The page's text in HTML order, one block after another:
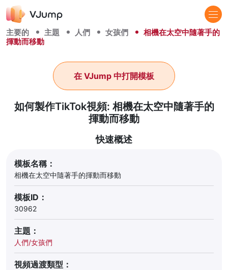
主要的 主題 人們 女孩們
相機在太空中隨著手的
揮動而移動
如何製作TikTok視頻: 相機在太空中隨著手的
揮動而移動
在 VJump 中打開模板
快速概述
模板名稱：
相機在太空中隨著手的揮動而移動
模板ID：
30962
主題：
人們/女孩們
視頻過渡類型：